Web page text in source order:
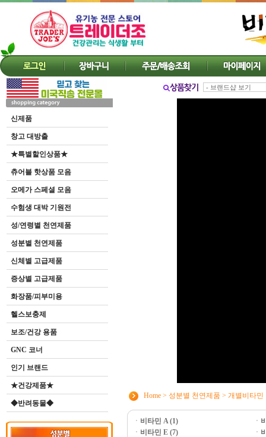
신제품
창고 대방출
★특별할인상품★
츄어블 핫상품 모음
오메가 스페셜 모음
수험생 대박 기원전
성/연령별 천연제품
성분별 천연제품
신체별 고급제품
증상별 고급제품
화장품/피부미용
헬스보충제
보조/건강 용품
GNC 코너
인기 브랜드
★건강제품★
◆반려동물◆
Home > 성분별 천연제품 > 개별비타민
ㆍ 비타민 A (1) ㆍ
ㆍ 비타민 E (7) ㆍ